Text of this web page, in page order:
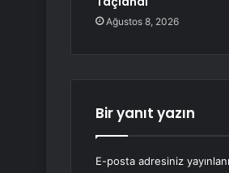
Ağustos 8, 2026
Bir yanıt yazın
E-posta adresiniz